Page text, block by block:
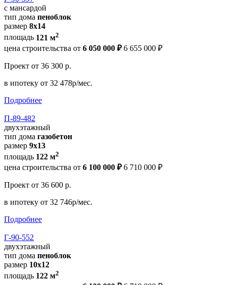
с мансардой
тип дома пеноблок
размер 8х14
площадь 121 м2
цена строительства от 6 050 000 ₽ 6 655 000 ₽
Проект от 36 300 р.
в ипотеку от 32 478р/мес.
Подробнее
П-89-482
двухэтажный
тип дома газобетон
размер 9х13
площадь 122 м2
цена строительства от 6 100 000 ₽ 6 710 000 ₽
Проект от 36 600 р.
в ипотеку от 32 746р/мес.
Подробнее
Г-90-552
двухэтажный
тип дома пеноблок
размер 10х12
площадь 122 м2